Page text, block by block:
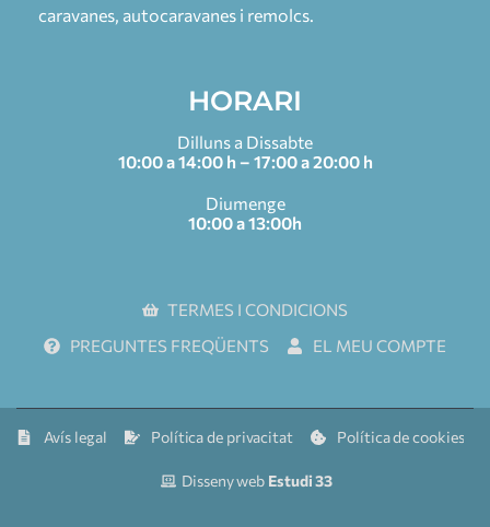
caravanes, autocaravanes i remolcs.
HORARI
Dilluns a Dissabte
10:00 a 14:00 h – 17:00 a 20:00 h
Diumenge
10:00 a 13:00h
TERMES I CONDICIONS
PREGUNTES FREQÜENTS
EL MEU COMPTE
Avís legal Política de privacitat Política de cookies
Disseny web Estudi 33